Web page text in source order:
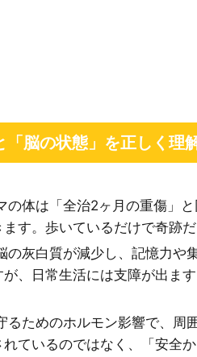
脳の状態」を正しく理
の体は「全治2ヶ月の重傷」
す。歩いているだけで奇跡だ
の灰白質が減少し、記憶力や
、日常生活には支障が出ま
るためのホルモン影響で、周
ているのではなく、「安全